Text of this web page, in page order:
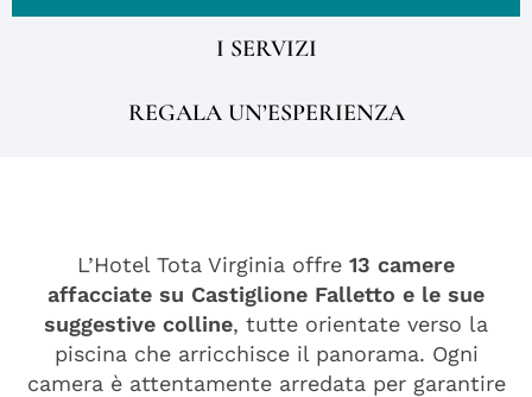
I SERVIZI
REGALA UN’ESPERIENZA
L’Hotel Tota Virginia offre 13 camere
affacciate su Castiglione Falletto e le sue
suggestive colline, tutte orientate verso la
piscina che arricchisce il panorama. Ogni
camera è attentamente arredata per garantire